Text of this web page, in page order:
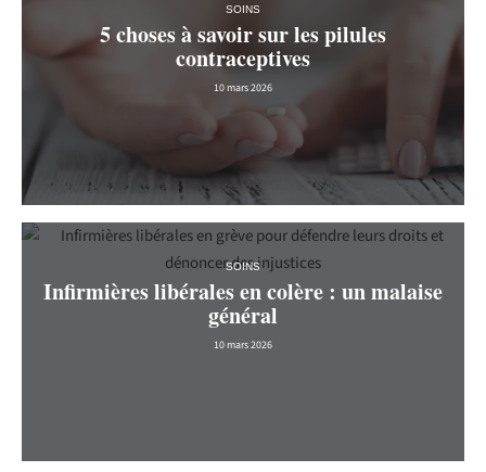
SOINS
5 choses à savoir sur les pilules
contraceptives
10 mars 2026
SOINS
Infirmières libérales en colère : un malaise
général
10 mars 2026